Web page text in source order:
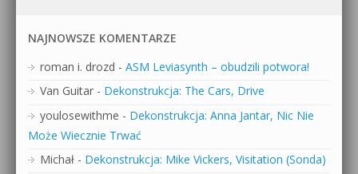
NAJNOWSZE KOMENTARZE
roman i. drozd - ASM Leviasynth – obudzili potwora!
Van Guitar - Dekonstrukcja: The Cars, Drive
youlosewithme - Dekonstrukcja: Anna Jantar, Nic Nie
Może Wiecznie Trwać
Michał - Dekonstrukcja: Mike Vickers, Visitation (Sonda)